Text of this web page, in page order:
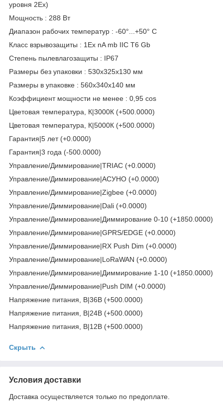
уровня 2Ex)
Мощность : 288 Вт
Диапазон рабочих температур : -60°...+50° C
Класс взрывозащиты : 1Ex nA mb IIC T6 Gb
Степень пылевлагозащиты : IP67
Размеры без упаковки : 530x325x130 мм
Размеры в упаковке : 560x340x140 мм
Коэффициент мощности не менее : 0,95 cos
Цветовая температура, К|3000К (+500.0000)
Цветовая температура, К|5000К (+500.0000)
Гарантия|5 лет (+0.0000)
Гарантия|3 года (-500.0000)
Управление/Диммирование|TRIAC (+0.0000)
Управление/Диммирование|АСУНО (+0.0000)
Управление/Диммирование|Zigbee (+0.0000)
Управление/Диммирование|Dali (+0.0000)
Управление/Диммирование|Диммирование 0-10 (+1850.0000)
Управление/Диммирование|GPRS/EDGE (+0.0000)
Управление/Диммирование|RX Push Dim (+0.0000)
Управление/Диммирование|LoRaWAN (+0.0000)
Управление/Диммирование|Диммирование 1-10 (+1850.0000)
Управление/Диммирование|Push DIM (+0.0000)
Напряжение питания, В|36В (+500.0000)
Напряжение питания, В|24В (+500.0000)
Напряжение питания, В|12В (+500.0000)
Скрыть
Условия доставки
Доставка осуществляется только по предоплате.